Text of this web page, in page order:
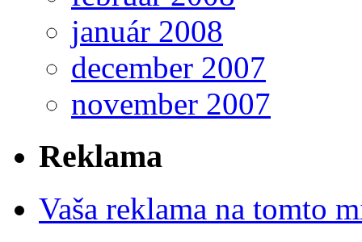
január 2008
december 2007
november 2007
Reklama
Vaša reklama na tomto